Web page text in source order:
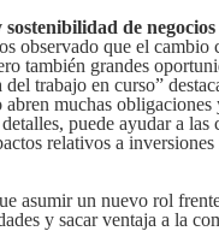
de negocios
observado que el
también grandes
trabajo en curso”
muchas obligaciones
puede ayudar a las
relativos a
asumir un nuevo rol
y sacar ventaja a la